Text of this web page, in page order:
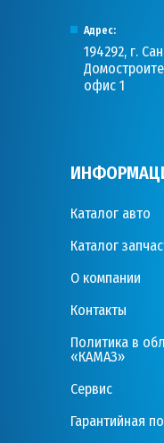
Адрес:
194292, г.
офис 1
Каталог авто
Каталог
О компании
Контакты
Политика в
«КАМАЗ»
Сервис
Гарантийная